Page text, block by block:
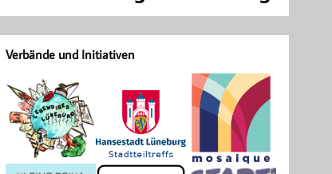
Verbände und Initiativen